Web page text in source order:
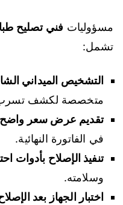
مسؤوليات فني تصليح
تشمل:
التشخيص الميداني
متخصصة لكشف تسرب
تقديم عرض سعر واضح
في الفاتورة النهائية.
تنفيذ الإصلاح بأدوات
وسلامته.
اختبار الجهاز بعد